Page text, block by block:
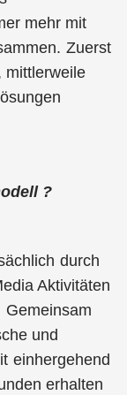
mehr mit
Zuerst
mittlerweile
?
durch
Aktivitäten
Gemeinsam
und
einhergehend
erhalten